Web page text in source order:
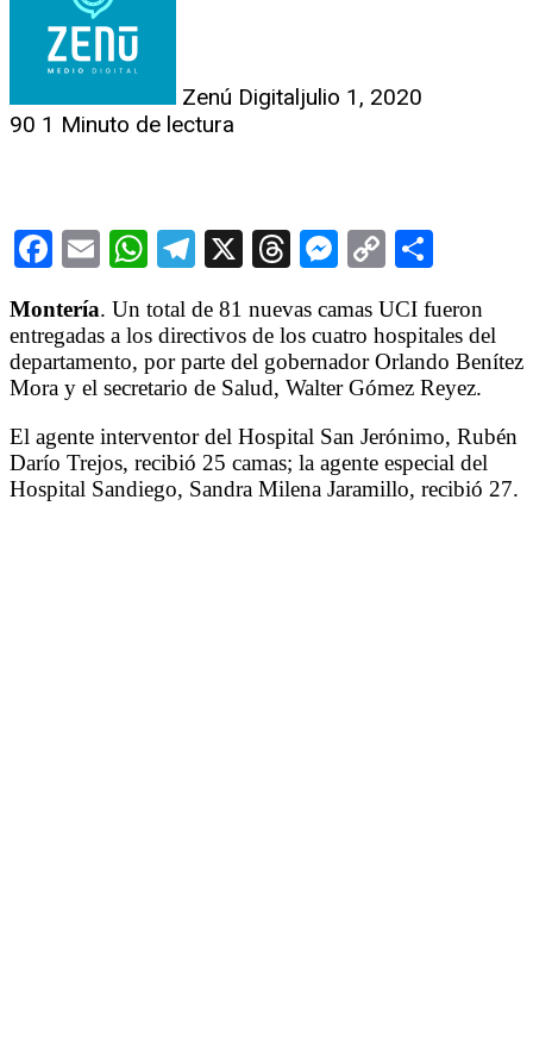
Zenú Digitaljulio 1, 2020
90 1 Minuto de lectura
Facebook
EmailWhatsApp
Telegram
X ThreadsCopy
Montería. Un total de 81 nuevas camas UCI fueron
entregadas a los directivos de los cuatro hospitales del
departamento, por parte del gobernador Orlando Benítez
Mora y el secretario de Salud, Walter Gómez Reyez.
El agente interventor del Hospital San Jerónimo, Rubén
Darío Trejos, recibió 25 camas; la agente especial del
Hospital Sandiego, Sandra Milena Jaramillo, recibió 27.